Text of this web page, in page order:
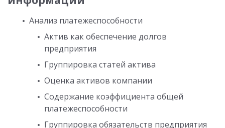
Анализ платежеспособности
Актив как обеспечение долгов
предприятия
Группировка статей актива
Оценка активов компании
Содержание коэффициента общей
платежеспособности
Группировка обязательств предприятия